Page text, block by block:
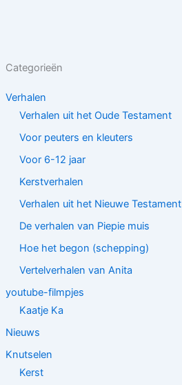
Categorieën
Verhalen
Verhalen uit het Oude Testament
Voor peuters en kleuters
Voor 6-12 jaar
Kerstverhalen
Verhalen uit het Nieuwe Testament
De verhalen van Piepie muis
Hoe het begon (schepping)
Vertelverhalen van Anita
youtube-filmpjes
Kaatje Ka
Nieuws
Knutselen
Kerst